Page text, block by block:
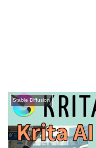
Stable Diffusion